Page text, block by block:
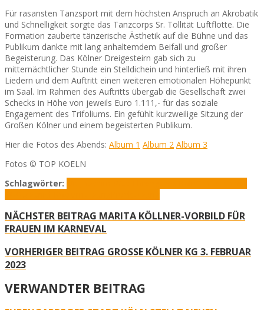
Für rasansten Tanzsport mit dem höchsten Anspruch an Akrobatik
und Schnelligkeit sorgte das Tanzcorps Sr. Tollität Luftflotte. Die
Formation zauberte tänzerische Ästhetik auf die Bühne und das
Publikum dankte mit lang anhaltemdem Beifall und großer
Begeisterung. Das Kölner Dreigesteirn gab sich zu
mitternächtlicher Stunde ein Stelldichein und hinterließ mit ihren
Liedern und dem Auftritt einen weiteren emotionalen Höhepunkt
im Saal. Im Rahmen des Auftritts übergab die Gesellschaft zwei
Schecks in Höhe von jeweils Euro 1.111,- für das soziale
Engagement des Trifoliums. Ein gefühlt kurzweilige Sitzung der
Großen Kölner und einem begeisterten Publikum.
Hier die Fotos des Abends: Album 1 Album 2 Album 3
Fotos © TOP KOELN
Schlagwörter:
NÄCHSTER BEITRAG MARITA KÖLLNER-VORBILD FÜR
FRAUEN IM KARNEVAL
VORHERIGER BEITRAG GROSSE KÖLNER KG 3. FEBRUAR 2
023
VERWANDTER BEITRAG